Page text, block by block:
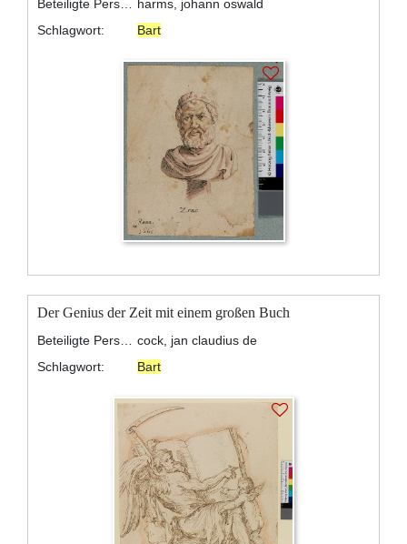
harms, johann oswald
Schlagwort:
Bart
Der Genius der Zeit mit einem großen Buch
cock, jan claudius de
Schlagwort:
Bart